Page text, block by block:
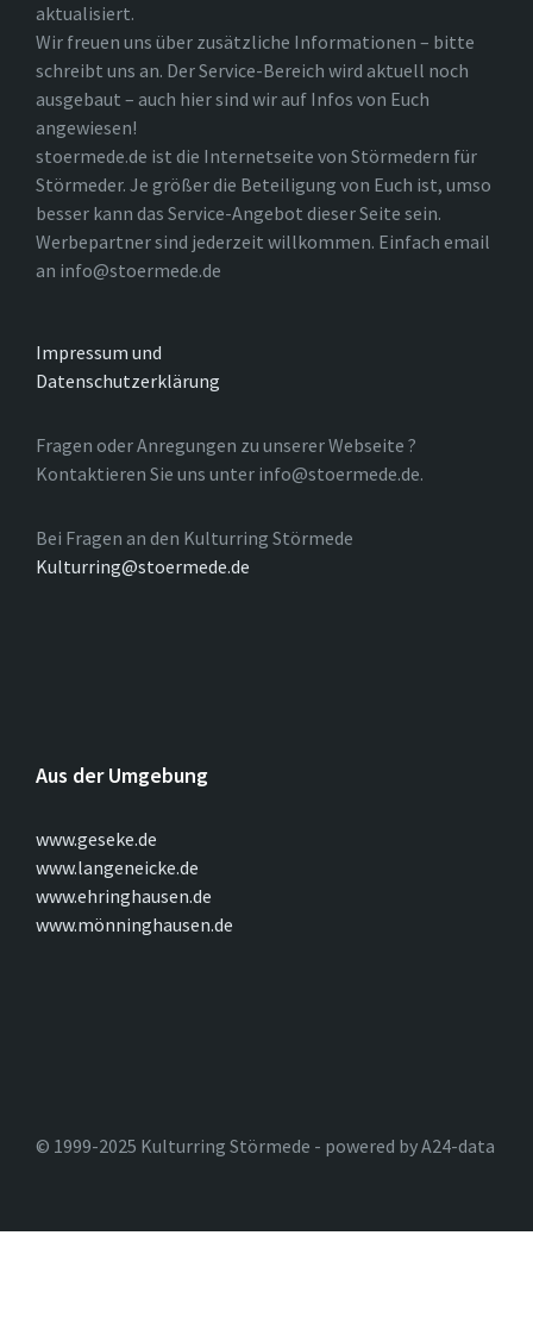
aktualisiert.
Wir freuen uns über zusätzliche Informationen – bitte
schreibt uns an. Der Service-Bereich wird aktuell noch
ausgebaut – auch hier sind wir auf Infos von Euch
angewiesen!
stoermede.de ist die Internetseite von Störmedern für
Störmeder. Je größer die Beteiligung von Euch ist, umso
besser kann das Service-Angebot dieser Seite sein.
Werbepartner sind jederzeit willkommen. Einfach email
an info@stoermede.de
Impressum und
Datenschutzerklärung
Fragen oder Anregungen zu unserer Webseite ?
Kontaktieren Sie uns unter info@stoermede.de.
Bei Fragen an den Kulturring Störmede
Kulturring@stoermede.de
Aus der Umgebung
www.geseke.de
www.langeneicke.de
www.ehringhausen.de
www.mönninghausen.de
© 1999-2025 Kulturring Störmede - powered by A24-data